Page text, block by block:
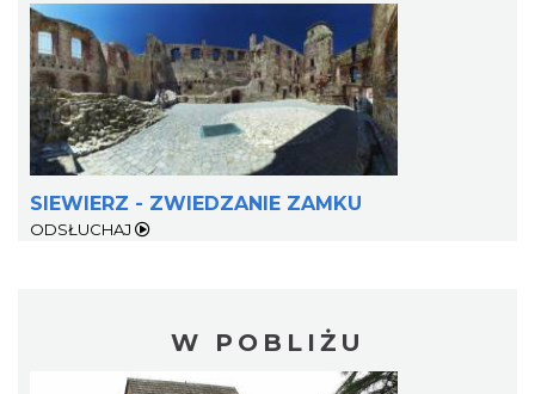
SIEWIERZ - ZWIEDZANIE ZAMKU
ODSŁUCHAJ
W POBLIŻU